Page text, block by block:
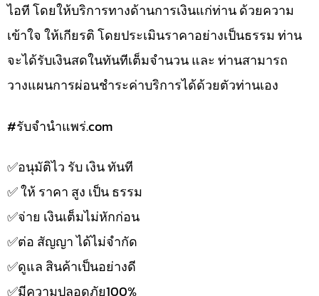
ไอที โดยให้บริการทางด้านการเงินแก่ท่าน ด้วยความ
เข้าใจ ให้เกียรติ โดยประเมินราคาอย่างเป็นธรรม ท่าน
จะได้รับเงินสดในทันทีเต็มจำนวน และ ท่านสามารถ
วางแผนการผ่อนชำระค่าบริการได้ด้วยตัวท่านเอง
#รับจํานําแพร่.com
✅️อนุมัติไว รับ เงิน ทันที
✅️ ให้ ราคา สูง เป็น ธรรม
✅️จ่าย เงินเต็มไม่หักก่อน
✅️ต่อ สัญญา ได้ไม่จำกัด
✅️ดูแล สินค้าเป็นอย่างดี
✅️มีความปลอดภัย100%